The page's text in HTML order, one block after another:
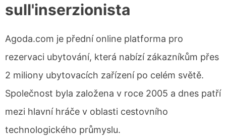
sull'inserzionista
Agoda.com je přední online platforma pro
rezervaci ubytování, která nabízí zákazníkům přes
2 miliony ubytovacích zařízení po celém světě.
Společnost byla založena v roce 2005 a dnes patří
mezi hlavní hráče v oblasti cestovního
technologického průmyslu.